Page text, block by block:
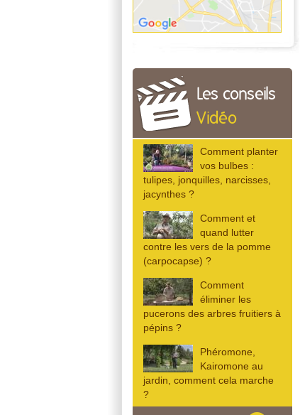
Les conseils
Vidéo
Comment planter
vos bulbes :
tulipes, jonquilles, narcisses,
jacynthes ?
Comment et
quand lutter
contre les vers de la pomme
(carpocapse) ?
Comment
éliminer les
pucerons des arbres fruitiers à
pépins ?
Phéromone,
Kairomone au
jardin, comment cela marche
?